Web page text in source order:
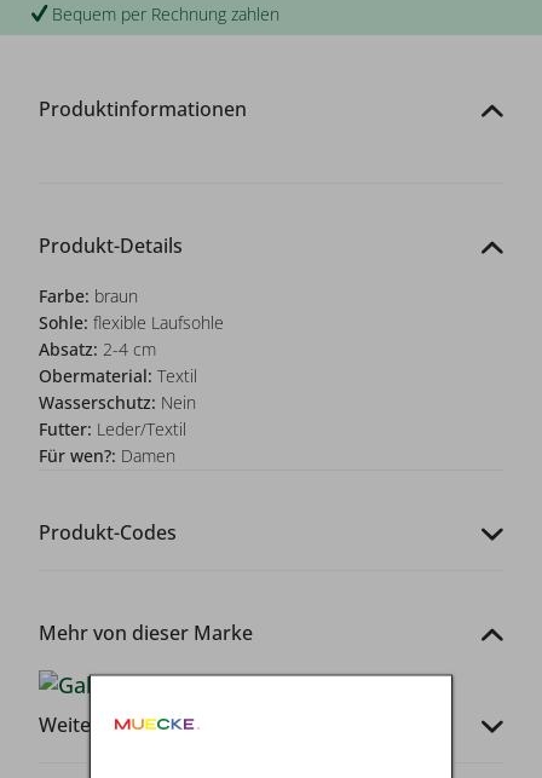
Bequem per Rechnung zahlen
Produktinformationen
Produkt-Details
Farbe: braun
Sohle: flexible Laufsohle
Absatz: 2-4 cm
Obermaterial: Textil
Wasserschutz: Nein
Futter: Leder/Textil
Für wen?: Damen
Produkt-Codes
Mehr von dieser Marke
Weitere Infos